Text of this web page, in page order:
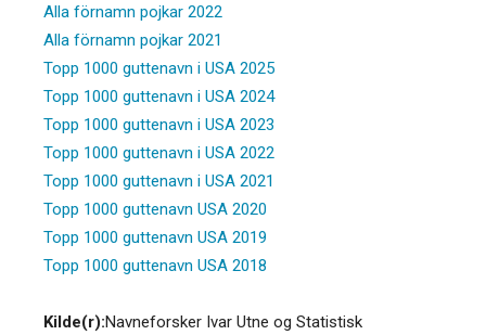
Alla förnamn pojkar 2022
Alla förnamn pojkar 2021
Topp 1000 guttenavn i USA 2025
Topp 1000 guttenavn i USA 2024
Topp 1000 guttenavn i USA 2023
Topp 1000 guttenavn i USA 2022
Topp 1000 guttenavn i USA 2021
Topp 1000 guttenavn USA 2020
Topp 1000 guttenavn USA 2019
Topp 1000 guttenavn USA 2018
Kilde(r):Navneforsker Ivar Utne og Statistisk